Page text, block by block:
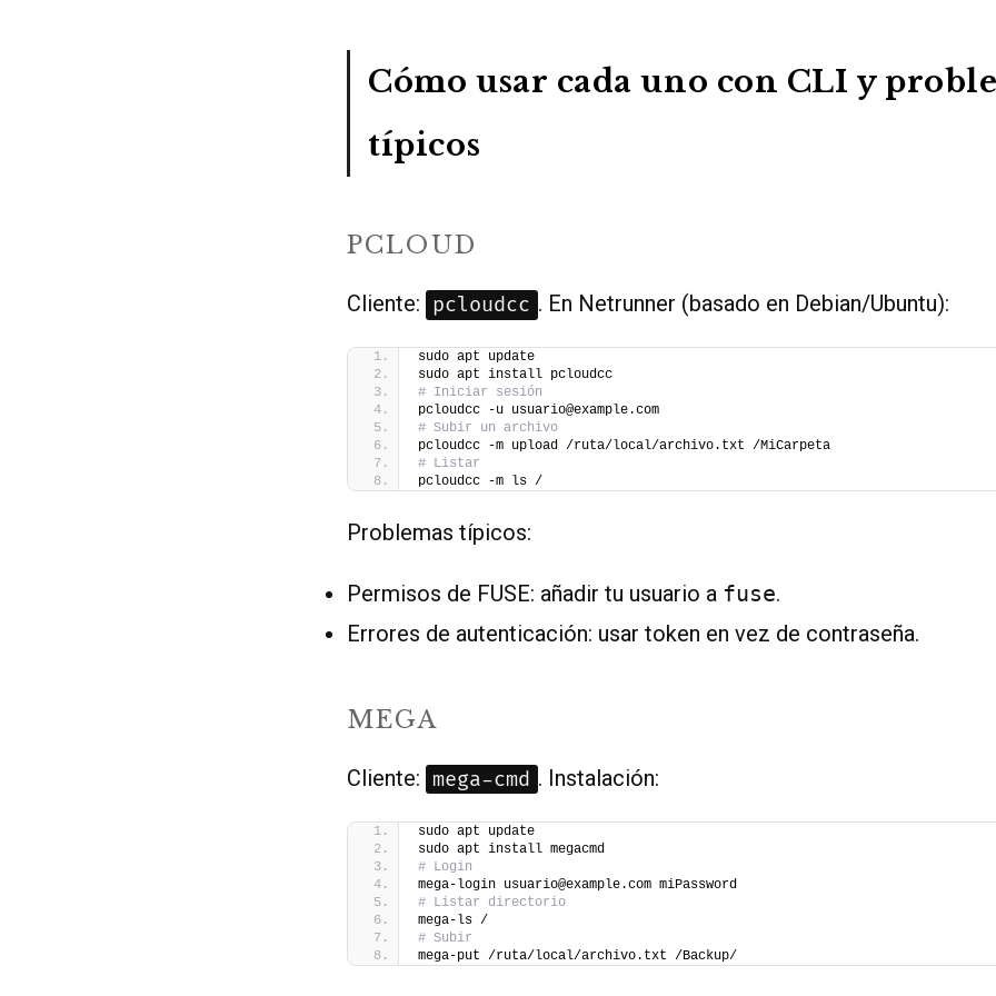
Cómo usar cada uno con CLI y
típicos
PCLOUD
Cliente: pcloudcc . En Netrunner (basado en Debian/Ubuntu):
sudo apt update
sudo apt install pcloudcc
# Iniciar sesión
pcloudcc -u usuario@example.com
# Subir un archivo
pcloudcc -m upload /ruta/local/archivo.txt /MiCarpeta
# Listar
pcloudcc -m ls /
Problemas típicos:
Permisos de FUSE: añadir tu usuario a fuse.
Errores de autenticación: usar token en vez de contraseña.
MEGA
Cliente: mega-cmd . Instalación:
sudo apt update
sudo apt install megacmd
# Login
mega-login usuario@example.com miPassword
# Listar directorio
mega-ls /
# Subir
mega-put /ruta/local/archivo.txt /Backup/